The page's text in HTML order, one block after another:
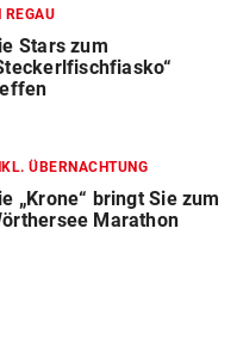
REGAU
Stars zum
ÜBERNACHTUNG
„Krone“ bringt Sie zum
Marathon